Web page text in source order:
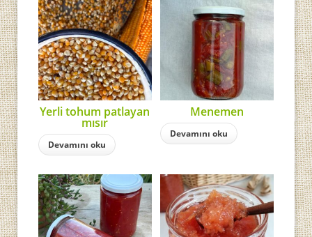
Yerli tohum patlayan
mısır
Devamını oku
Menemen
Devamını oku